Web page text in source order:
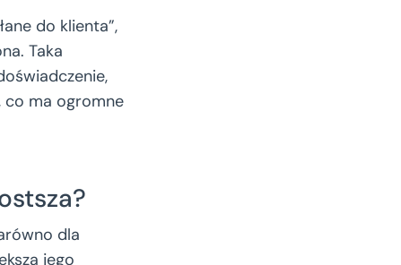
do klienta”,
Taka
co ma ogromne
dla
jego